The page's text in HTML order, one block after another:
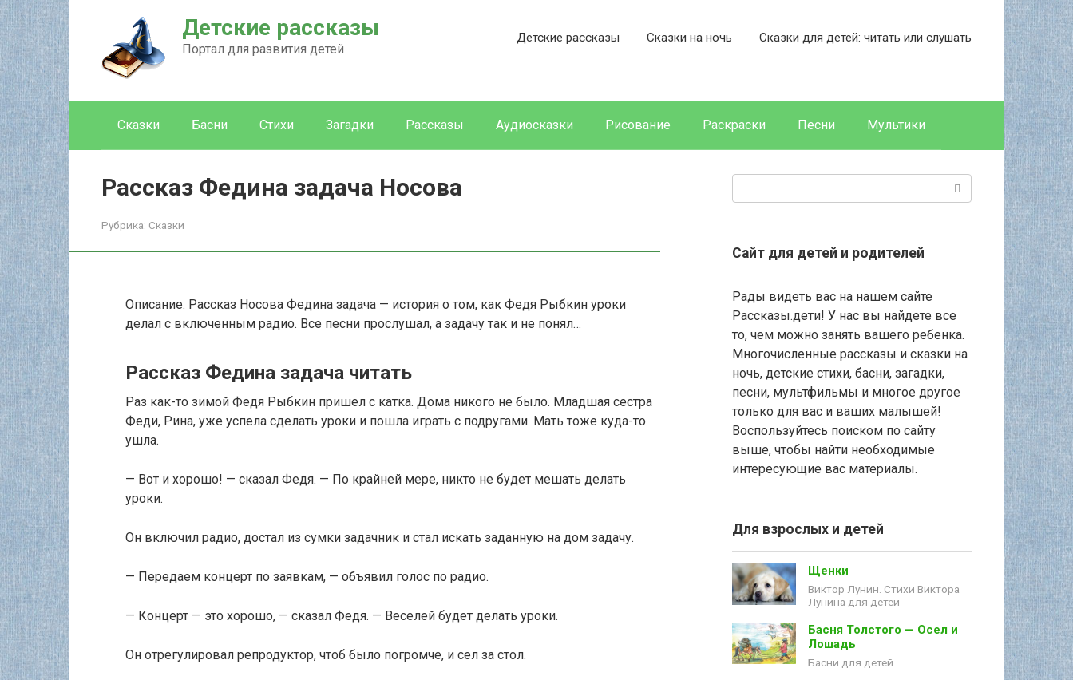
Перейти
к
контенту
Детские рассказы
Портал для развития детей
Детские рассказы Сказки на ночь Сказки для детей: читать или слушать
Сказки Басни Стихи Загадки Рассказы Аудиосказки Рисование Раскраски Песни Мультики
Рассказ Федина задача Носова
Рубрика: Сказки
Описание: Рассказ Носова Федина задача — история о том, как Федя Рыбкин уроки
делал с включенным радио. Все песни прослушал, а задачу так и не понял…
Рассказ Федина задача читать
Раз как-то зимой Федя Рыбкин пришел с катка. Дома никого не было. Младшая сестра
Феди, Рина, уже успела сделать уроки и пошла играть с подругами. Мать тоже куда-то
ушла.
— Вот и хорошо! — сказал Федя. — По крайней мере, никто не будет мешать делать
уроки.
Он включил радио, достал из сумки задачник и стал искать заданную на дом задачу.
— Передаем концерт по заявкам, — объявил голос по радио.
— Концерт — это хорошо, — сказал Федя. — Веселей будет делать уроки.
Он отрегулировал репродуктор, чтоб было погромче, и сел за стол.
Сайт для детей и родителей
Рады видеть вас на нашем сайте
Рассказы.дети! У нас вы найдете все
то, чем можно занять вашего ребенка.
Многочисленные рассказы и сказки на
ночь, детские стихи, басни, загадки,
песни, мультфильмы и многое другое
только для вас и ваших малышей!
Воспользуйтесь поиском по сайту
выше, чтобы найти необходимые
интересующие вас материалы.
Для взрослых и детей
Щенки
Виктор Лунин. Стихи Виктора
Лунина для детей
Басня Толстого — Осел и
Лошадь
Басни для детей